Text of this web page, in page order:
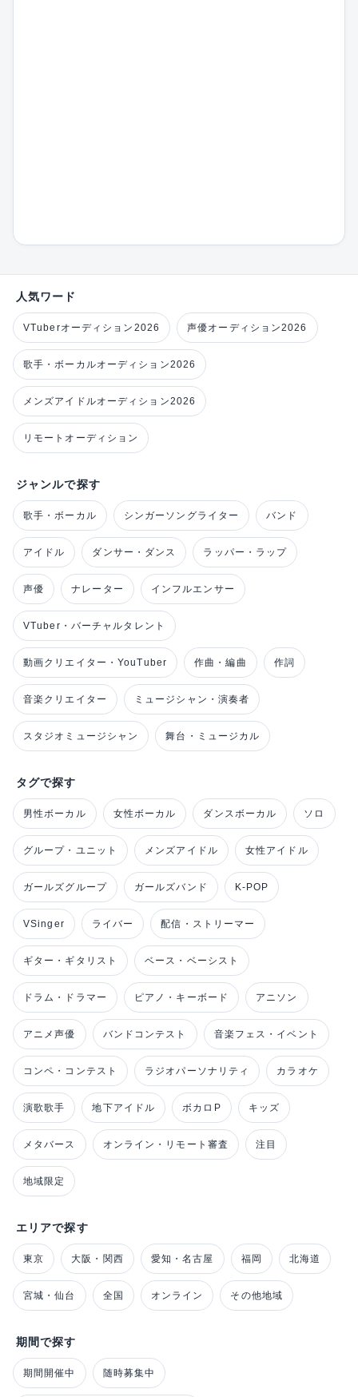
人気ワード
VTuberオーディション2026 声優オーディション2026
歌手・ボーカルオーディション2026
メンズアイドルオーディション2026
リモートオーディション
ジャンルで探す
歌手・ボーカル シンガーソングライター バンド
アイドル ダンサー・ダンス ラッパー・ラップ
声優 ナレーター インフルエンサー
VTuber・バーチャルタレント
動画クリエイター・YouTuber 作曲・編曲 作詞
音楽クリエイター ミュージシャン・演奏者
スタジオミュージシャン 舞台・ミュージカル
タグで探す
男性ボーカル 女性ボーカル ダンスボーカル ソロ
グループ・ユニット メンズアイドル 女性アイドル
ガールズグループ ガールズバンド K-POP
VSinger ライバー 配信・ストリーマー
ギター・ギタリスト ベース・ベーシスト
ドラム・ドラマー ピアノ・キーボード アニソン
アニメ声優 バンドコンテスト 音楽フェス・イベント
コンペ・コンテスト ラジオパーソナリティ カラオケ
演歌歌手 地下アイドル ボカロP キッズ
メタバース オンライン・リモート審査 注目
地域限定
エリアで探す
東京 大阪・関西 愛知・名古屋 福岡 北海道
宮城・仙台 全国 オンライン その他地域
期間で探す
期間開催中 随時募集中